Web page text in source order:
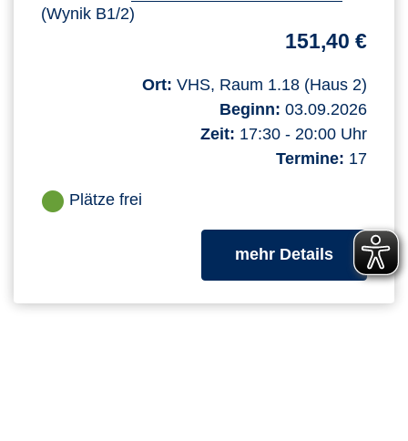
(Wynik B1/2)
151,40 €
Ort: VHS, Raum 1.18 (Haus 2)
Beginn: 03.09.2026
Zeit: 17:30 - 20:00 Uhr
Termine: 17
Plätze frei
mehr Detailszum